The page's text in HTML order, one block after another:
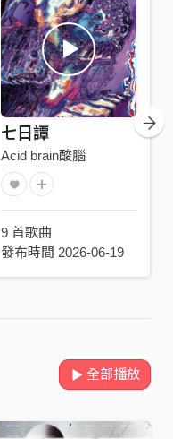
七日譚
Acid brain酸腦
9 首歌曲
發布時間 2026-06-19
全部播放